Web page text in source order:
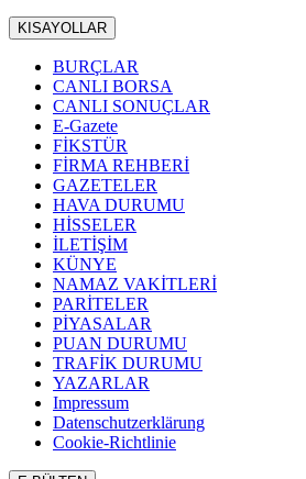
KISAYOLLAR
BURÇLAR
CANLI BORSA
CANLI SONUÇLAR
E-Gazete
FİKSTÜR
FİRMA REHBERİ
GAZETELER
HAVA DURUMU
HİSSELER
İLETİŞİM
KÜNYE
NAMAZ VAKİTLERİ
PARİTELER
PİYASALAR
PUAN DURUMU
TRAFİK DURUMU
YAZARLAR
Impressum
Datenschutzerklärung
Cookie-Richtlinie